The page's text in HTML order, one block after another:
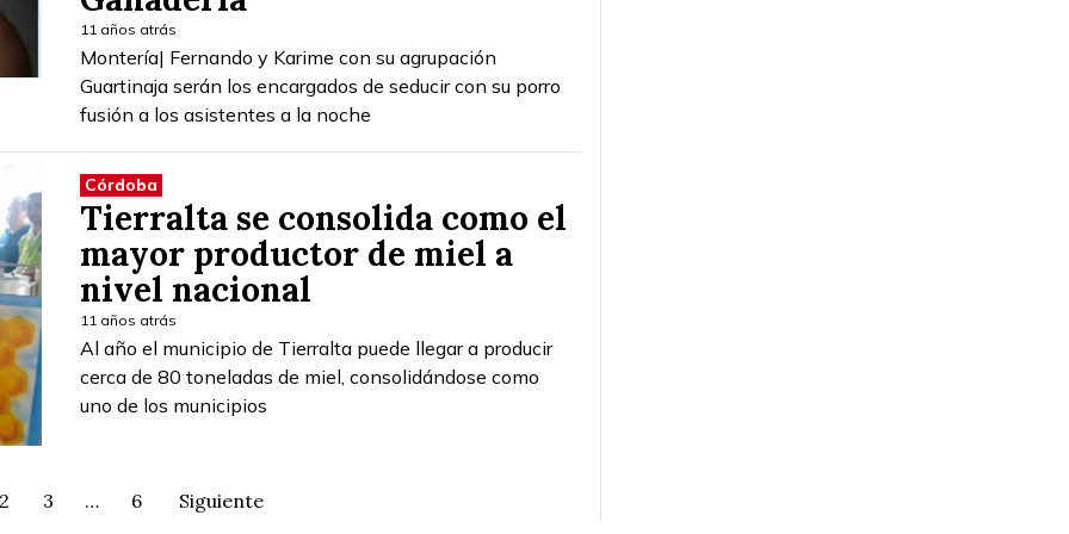
11 años atrás
Montería| Fernando y Karime con su agrupación
Guartinaja serán los encargados de seducir con su porro
fusión a los asistentes a la noche
Córdoba
Tierralta se consolida como el
mayor productor de miel a
nivel nacional
11 años atrás
Al año el municipio de Tierralta puede llegar a producir
cerca de 80 toneladas de miel, consolidándose como
uno de los municipios
3 … 6 Siguiente